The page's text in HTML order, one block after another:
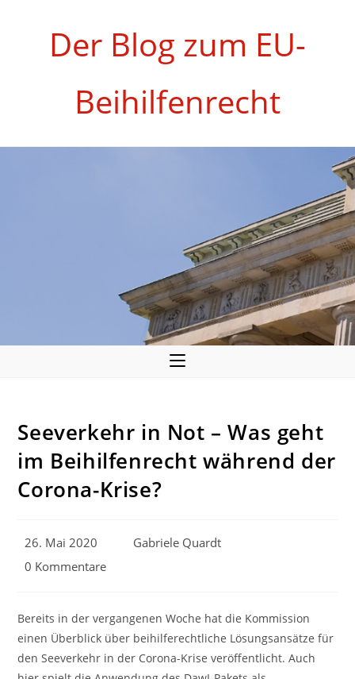
Der Blog zum EU-
Beihilfenrecht
Seeverkehr in Not – Was geht
im Beihilfenrecht während der
Corona-Krise?
Beitrag
26. Mai 2020
Beitrags-
Gabriele Quardt
Beitrags-
0 Kommentare
Bereits in der vergangenen Woche hat die Kommission
einen Überblick über beihilferechtliche Lösungsansätze für
den Seeverkehr in der Corona-Krise veröffentlicht. Auch